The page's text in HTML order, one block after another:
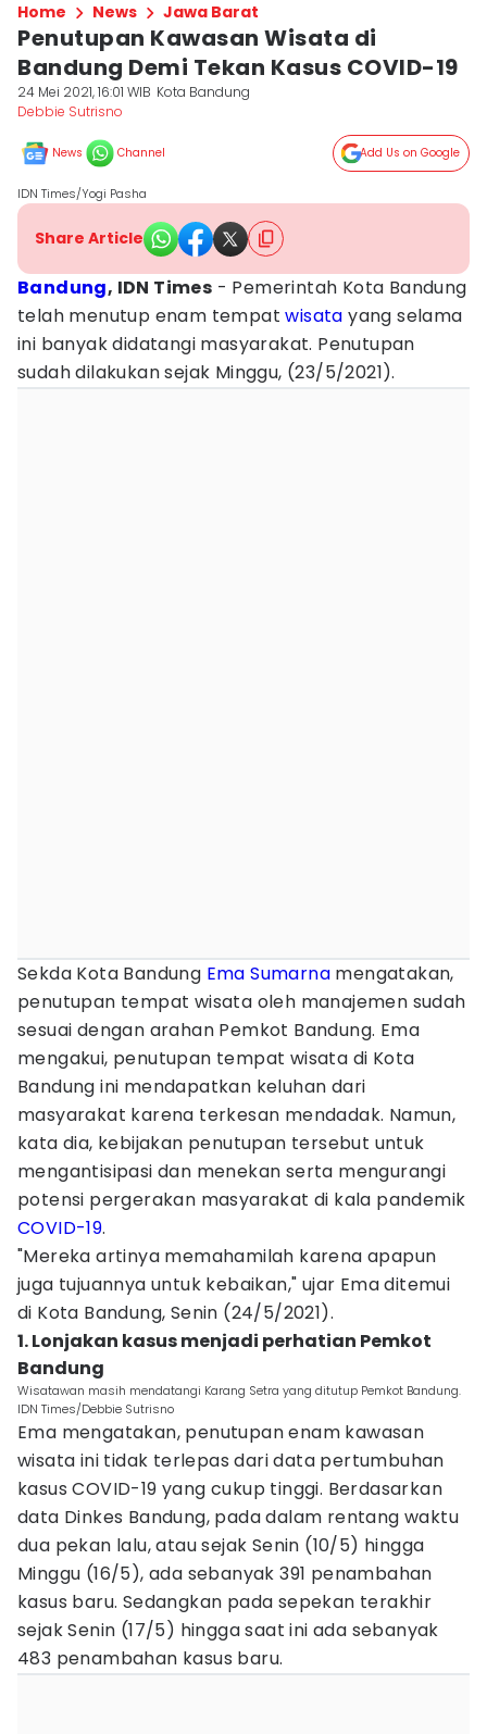
Home News Jawa Barat
Penutupan Kawasan Wisata di
Bandung Demi Tekan Kasus COVID-19
24 Mei 2021, 16:01 WIB Kota Bandung
Debbie Sutrisno
News Channel Add Us on Google
IDN Times/Yogi Pasha
Share Article
Bandung, IDN Times - Pemerintah Kota Bandung
telah menutup enam tempatwisata yang selama
ini banyak didatangi masyarakat. Penutupan
sudah dilakukan sejak Minggu, (23/5/2021).
Sekda Kota Bandung Ema Sumarna mengatakan,
penutupan tempat wisata oleh manajemen sudah
sesuai dengan arahan Pemkot Bandung. Ema
mengakui, penutupan tempat wisata di Kota
Bandung ini mendapatkan keluhan dari
masyarakat karena terkesan mendadak. Namun,
kata dia, kebijakan penutupan tersebut untuk
mengantisipasi dan menekan serta mengurangi
potensi pergerakan masyarakat di kala pandemik
COVID-19.
"Mereka artinya memahamilah karena apapun
juga tujuannya untuk kebaikan," ujar Ema ditemui
di Kota Bandung, Senin (24/5/2021).
1. Lonjakan kasus menjadi perhatian Pemkot
Bandung
Wisatawan masih mendatangi Karang Setra yang ditutup Pemkot Bandung.
IDN Times/Debbie Sutrisno
Ema mengatakan, penutupan enam kawasan
wisata ini tidak terlepas dari data pertumbuhan
kasus COVID-19 yang cukup tinggi. Berdasarkan
data Dinkes Bandung, pada dalam rentang waktu
dua pekan lalu, atau sejak Senin (10/5) hingga
Minggu (16/5), ada sebanyak 391 penambahan
kasus baru. Sedangkan pada sepekan terakhir
sejak Senin (17/5) hingga saat ini ada sebanyak
483 penambahan kasus baru.